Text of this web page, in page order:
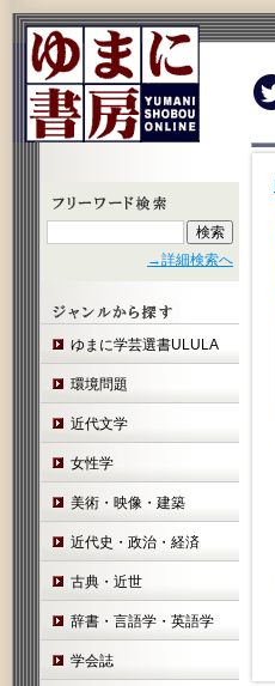
→詳細検索へ
ゆまに学芸選書ULULA
環境問題
近代文学
女性学
美術・映像・建築
近代史・政治・経済
古典・近世
辞書・言語学・英語学
学会誌